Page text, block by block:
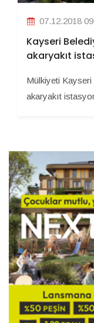
07.12.2018
Kayseri
akaryakıt
Mülkiyeti
akaryakıt